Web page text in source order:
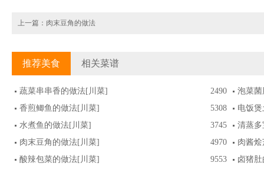
上一篇： 肉末豆角的做法
推荐美食 相关菜谱
2490
蔬菜串串香的做法[川菜]
泡菜
5308
香煎鲫鱼的做法[川菜]
电饭
3745
水煮鱼的做法[川菜]
清蒸
4970
肉末豆角的做法[川菜]
肉酱
9553
酸辣包菜的做法[川菜] 卤猪